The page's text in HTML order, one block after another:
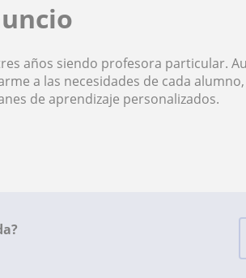
años siendo profesora particular.
a las necesidades de cada
de aprendizaje personalizados.